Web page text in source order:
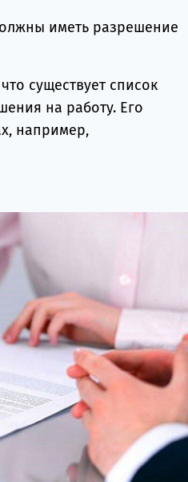
иметь разрешение
существует список
на работу. Его
например,